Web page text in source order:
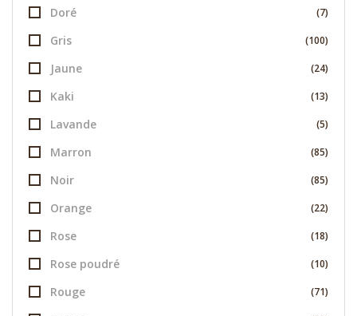
Doré (7)
Gris (100)
Jaune (24)
Kaki (13)
Lavande (5)
Marron (85)
Noir (85)
Orange (22)
Rose (18)
Rose poudré (10)
Rouge (71)